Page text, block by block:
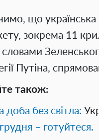
що
зокрема 11
словами
Путіна,
також:
доба без світла:
– готуйтеся.